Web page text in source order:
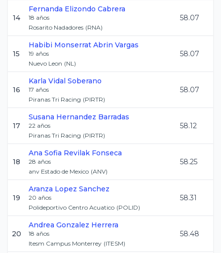
14
Fernanda Elizondo Cabrera
18 años
Rosarito Nadadores (RNA)
58.07
15
Habibi Monserrat Abrin Vargas
19 años
Nuevo Leon (NL)
58.07
16
Karla Vidal Soberano
17 años
Piranas Tri Racing (PIRTR)
58.07
17
Susana Hernandez Barradas
22 años
Piranas Tri Racing (PIRTR)
58.12
18
Ana Sofia Revilak Fonseca
28 años
anv Estado de Mexico (ANV)
58.25
19
Aranza Lopez Sanchez
20 años
Polideportivo Centro Acuatico (POLID)
58.31
20
Andrea Gonzalez Herrera
18 años
Itesm Campus Monterrey (ITESM)
58.48